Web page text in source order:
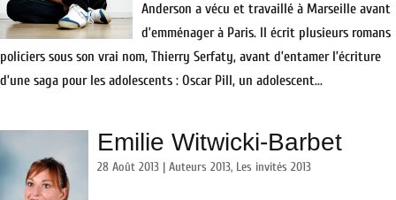
Anderson a vécu et travaillé à Marseille avant
d’emménager à Paris. Il écrit plusieurs romans
policiers sous son vrai nom, Thierry Serfaty, avant d’entamer l’écriture
d’une saga pour les adolescents : Oscar Pill, un adolescent...
Emilie Witwicki-Barbet
28 Août 2013 | Auteurs 2013, Les invités 2013